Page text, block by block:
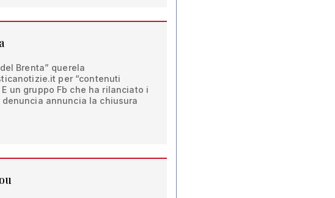
Brenta” querela
per “contenuti
un gruppo Fb che ha rilanciato i
annuncia la chiusura